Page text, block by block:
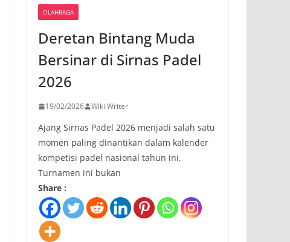
OLAHRAGA
Deretan Bintang Muda
Bersinar di Sirnas Padel
2026
19/02/2026 Wiki Writer
Ajang Sirnas Padel 2026 menjadi salah satu
momen paling dinantikan dalam kalender
kompetisi padel nasional tahun ini.
Turnamen ini bukan
Share :